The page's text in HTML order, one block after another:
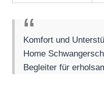
Komfort und
Home
Begleiter für